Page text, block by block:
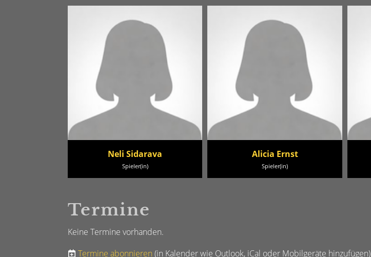
Neli Sidarava
Spieler(in)
Alicia Ernst
Spieler(in)
Termine
Keine Termine vorhanden.
Termine abonnieren (in Kalender wie Outlook, iCal oder Mobilgeräte hinzufügen)